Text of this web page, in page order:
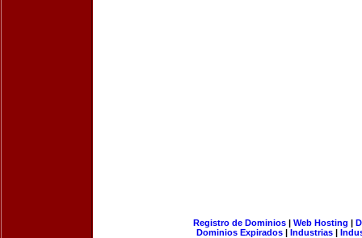
Registro de Dominios| Web Hosting |
Dominios Expirados | Industrias |